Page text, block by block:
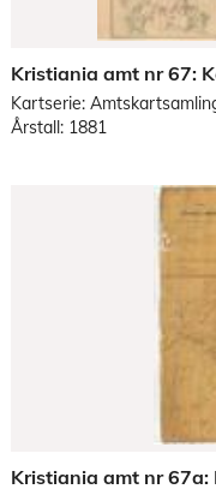
Kristiania amt nr 67:
Kartserie:
Årstall: 1881
Kristiania amt nr